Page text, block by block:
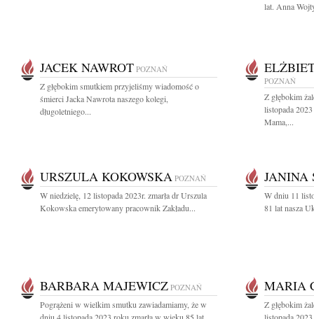
lat. Anna
JACEK NAWROT POZNAŃ
Z głębokim smutkiem przyjeliśmy wiadomość o
śmierci Jacka Nawrota naszego kolegi,
długoletniego...
POZNAŃ
Z głębokim
listopada
Mama,...
URSZULA KOKOWSKA POZNAŃ
W niedzielę, 12 listopada 2023r. zmarła dr Urszula
Kokowska emerytowany pracownik Zakładu...
JANINA
W dniu 11
81 lat nasza
BARBARA MAJEWICZ POZNAŃ
Pogrążeni w wielkim smutku zawiadamiamy, że w
MARIA
Z głębokim